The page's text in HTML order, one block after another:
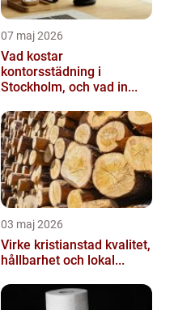
07 maj 2026
Vad kostar
kontorsstädning i
Stockholm, och vad in...
03 maj 2026
Virke kristianstad kvalitet,
hållbarhet och lokal...